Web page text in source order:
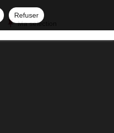
Refuser
Ma sélection